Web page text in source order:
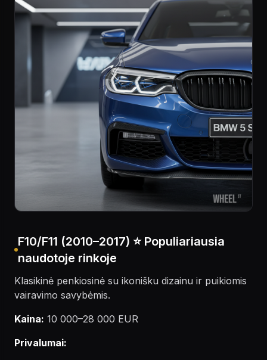
F10/F11 (2010–2017) ⭐ Populiariausia
naudotoje rinkoje
Klasikinė penkiosinė su ikonišku dizainu ir puikiomis
vairavimo savybėmis.
Kaina: 10 000–28 000 EUR
Privalumai: